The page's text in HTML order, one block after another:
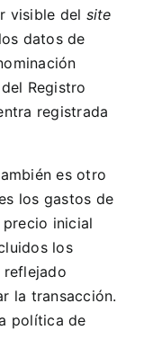
visible del site
datos de
Registro
registrada
es otro
los gastos de
inicial
los
reflejado
la transacción.
política de